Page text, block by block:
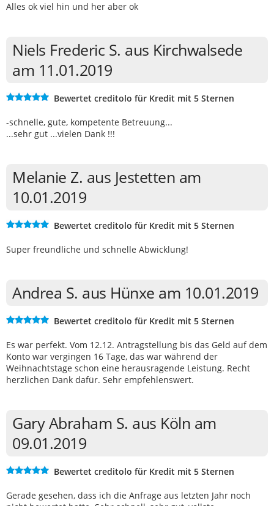
Alles ok viel hin und her aber ok
Niels Frederic S. aus Kirchwalsede
am 11.01.2019
Bewertet creditolo für Kredit mit 5 Sternen
-schnelle, gute, kompetente Betreuung...
...sehr gut ...vielen Dank !!!
Melanie Z. aus Jestetten am
10.01.2019
Bewertet creditolo für Kredit mit 5 Sternen
Super freundliche und schnelle Abwicklung!
Andrea S. aus Hünxe am 10.01.2019
Bewertet creditolo für Kredit mit 5 Sternen
Es war perfekt. Vom 12.12. Antragstellung bis das Geld auf dem
Konto war vergingen 16 Tage, das war während der
Weihnachtstage schon eine herausragende Leistung. Recht
herzlichen Dank dafür. Sehr empfehlenswert.
Gary Abraham S. aus Köln am
09.01.2019
Bewertet creditolo für Kredit mit 5 Sternen
Gerade gesehen, dass ich die Anfrage aus letzten Jahr noch